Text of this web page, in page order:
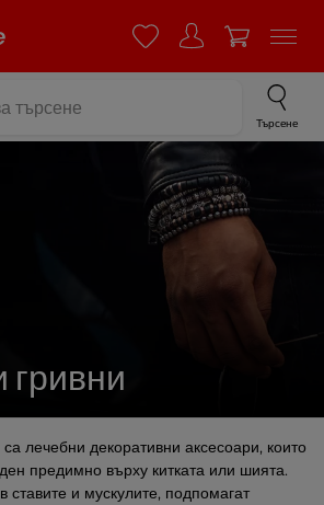
Търсене
гривни
са лечебни декоративни аксесоари, които
предимно върху китката или шията.
ставите и мускулите, подпомагат